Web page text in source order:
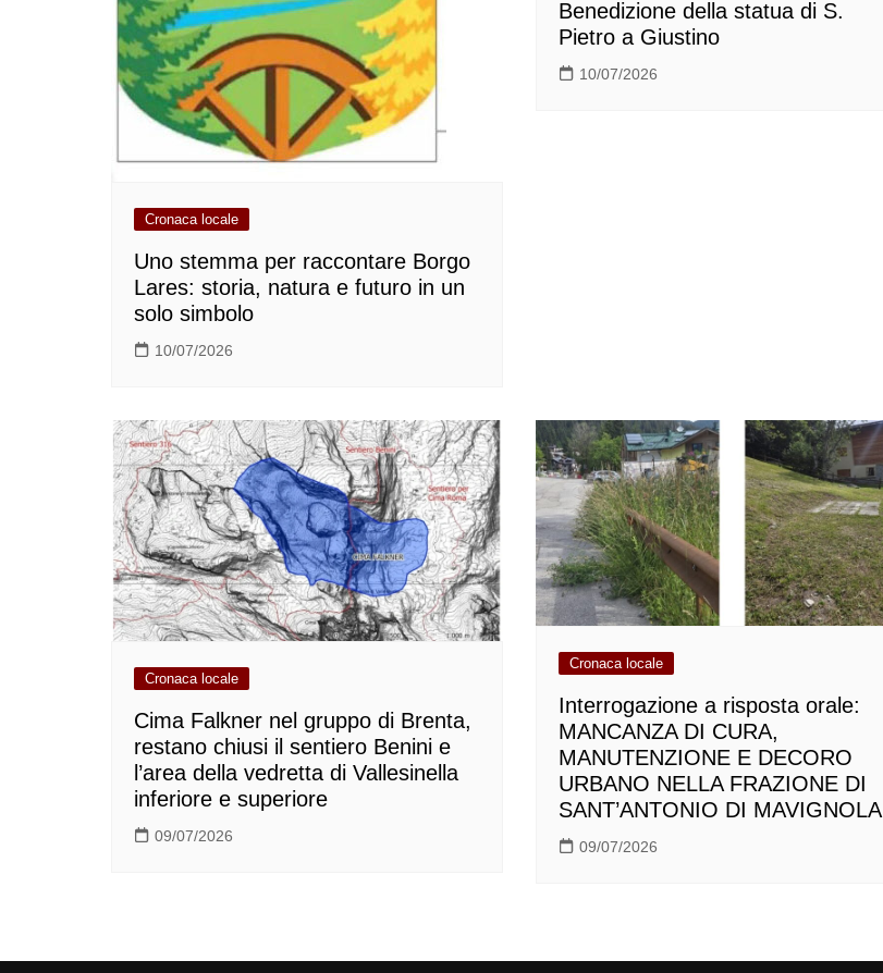
Cronaca locale
Uno stemma per raccontare Borgo
Lares: storia, natura e futuro in un
solo simbolo
10/07/2026
Benedizione della statua di S.
Pietro a Giustino
10/07/2026
Cronaca locale
Cima Falkner nel gruppo di Brenta,
restano chiusi il sentiero Benini e
l’area della vedretta di Vallesinella
inferiore e superiore
09/07/2026
Cronaca locale
Interrogazione a risposta orale:
MANCANZA DI CURA,
MANUTENZIONE E DECORO
URBANO NELLA FRAZIONE DI
SANT’ANTONIO DI MAVIGNOLA
09/07/2026